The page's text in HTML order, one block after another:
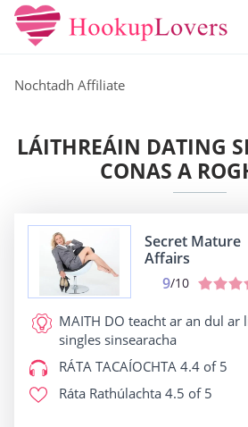
Nochtadh Affiliate
LÁITHREÁIN DATING
CONAS A
Secret Mature
Affairs
9/10
MAITH DO teacht ar an dul ar
singles sinsearacha
RÁTA TACAÍOCHTA 4.4 of 5
Ráta Rathúlachta 4.5 of 5